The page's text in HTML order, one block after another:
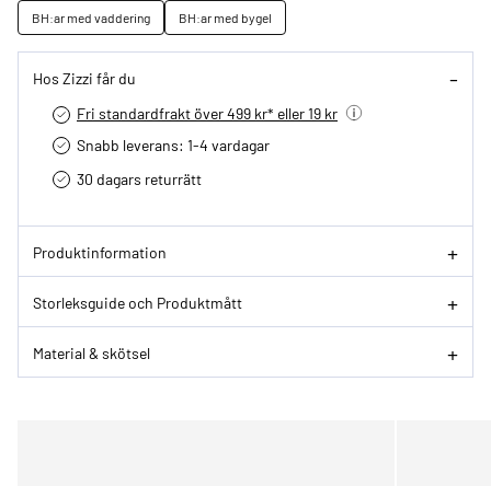
BH:ar med vaddering BH:ar med bygel
Hos Zizzi får du
Fri standardfrakt över 499 kr* eller 19 kr
Snabb leverans: 1-4 vardagar
30 dagars returrätt­
Produktinformation
Storleksguide och Produktmått
Material & skötsel